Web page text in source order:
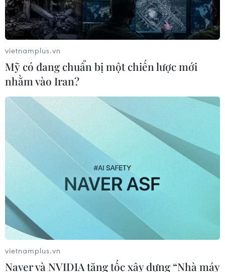
vietnamplus.vn
Mỹ có đang chuẩn bị một chiến lược mới
nhằm vào Iran?
vietnamplus.vn
Naver và NVIDIA tăng tốc xây dựng “Nhà máy